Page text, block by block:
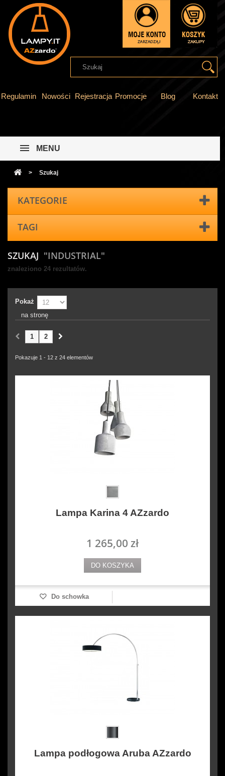
Regulamin Nowości Rejestracja Promocje Blog Kontakt
MENU
> Szukaj
KATEGORIE
TAGI
SZUKAJ "INDUSTRIAL"
znaleziono 24 rezultatów.
Pokaż
na stronę
1 2
Pokazuje 1 - 12 z 24 elementów
Lampa Karina 4 AZzardo
1 265,00 zł
DO KOSZYKA
Do schowka
Lampa podłogowa Aruba AZzardo